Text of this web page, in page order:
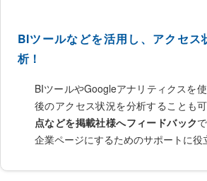
BIツールなどを活用し、アクセス
析！
BIツールやGoogleアナリティクスを
後のアクセス状況を分析することも可
点などを掲載社様へフィードバック
企業ページにするためのサポートに役